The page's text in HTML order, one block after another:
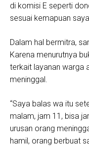
di komisi E seperti
sesuai kemapuan
Dalam hal bermitra,
Karena menurutnya
terkait layanan warga
meninggal.
“Saya balas wa itu
malam, jam 11, bisa
urusan orang
hamil, orang berbuat